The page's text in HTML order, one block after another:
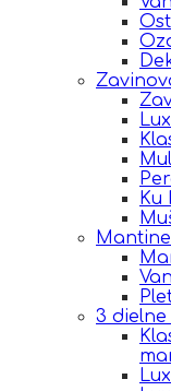
Ku
3 dielne